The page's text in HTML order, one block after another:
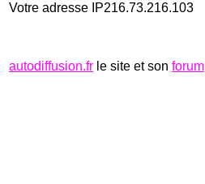
Votre adresse IP216.73.216.103
autodiffusion.fr le site et son forum